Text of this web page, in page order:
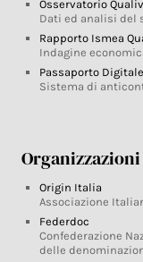
Osservatorio
Dati ed analisi del
Rapporto Ismea
Indagine
Passaporto Digitale
Sistema di
Origin Italia
Associazione
Federdoc
Confederazione
delle